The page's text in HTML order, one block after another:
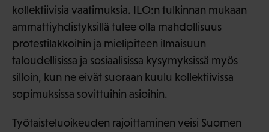
kollektiivisia vaatimuksia. ILO:n tulkinnan mukaan
ammattiyhdistyksillä tulee olla mahdollisuus
protestilakkoihin ja mielipiteen ilmaisuun
taloudellisissa ja sosiaalisissa kysymyksissä myös
silloin, kun ne eivät suoraan kuulu kollektiivissa
sopimuksissa sovittuihin asioihin.
Työtaisteluoikeuden rajoittaminen veisi Suomen